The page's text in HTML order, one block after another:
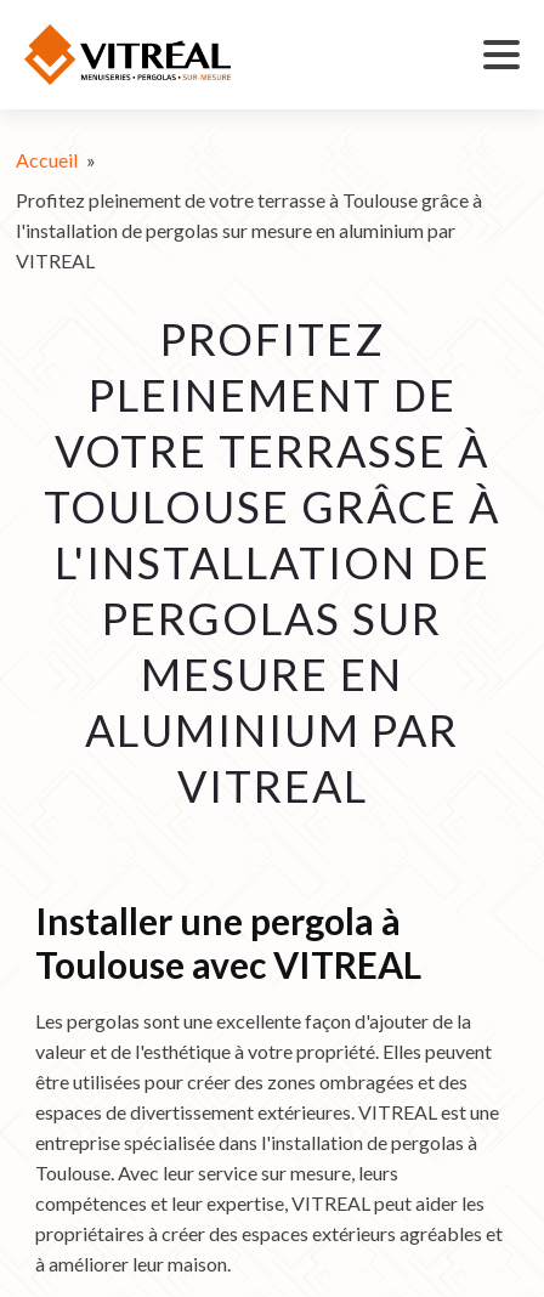
Accueil »
Profitez pleinement de votre terrasse à Toulouse grâce à
l'installation de pergolas sur mesure en aluminium par
VITREAL
PROFITEZ
PLEINEMENT DE
VOTRE TERRASSE À
TOULOUSE GRÂCE À
L'INSTALLATION DE
PERGOLAS SUR
MESURE EN
ALUMINIUM PAR
VITREAL
Installer une pergola à
Toulouse avec VITREAL
Les pergolas sont une excellente façon d'ajouter de la
valeur et de l'esthétique à votre propriété. Elles peuvent
être utilisées pour créer des zones ombragées et des
espaces de divertissement extérieures. VITREAL est une
entreprise spécialisée dans l'installation de pergolas à
Toulouse. Avec leur service sur mesure, leurs
compétences et leur expertise, VITREAL peut aider les
propriétaires à créer des espaces extérieurs agréables et
à améliorer leur maison.